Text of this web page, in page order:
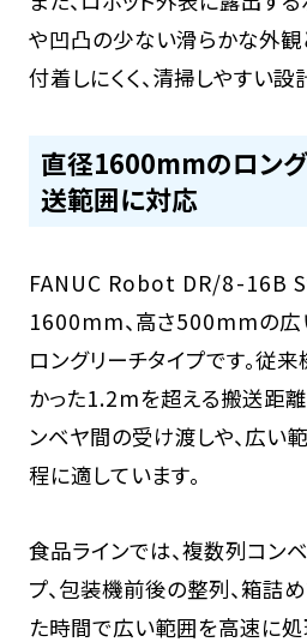
や凹凸の少ない滑らかな外観
付着しにくく、清掃しやすい設
直径1600mmのロン
送範囲に対応
FANUC Robot DR/8-16B
1600mm、高さ500mmの広
ロングリーチタイプです。従
かった1.2mを超える搬送距離
ンベヤ間の受け渡しや、広い
程に適しています。
食品ラインでは、複数列コン
プ、包装機前後の整列、箱詰
た時間で広い範囲を高速に